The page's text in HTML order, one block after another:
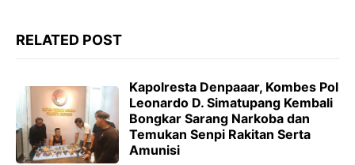
RELATED POST
Kapolresta Denpaaar, Kombes Pol
Leonardo D. Simatupang Kembali
Bongkar Sarang Narkoba dan
Temukan Senpi Rakitan Serta
Amunisi